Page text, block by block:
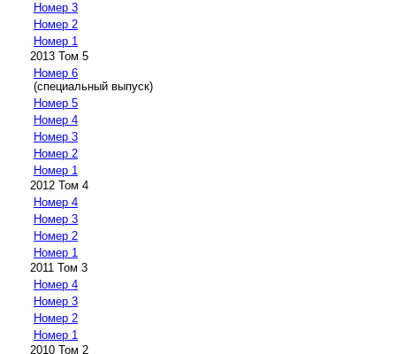
Номер 3
Номер 2
Номер 1
2013 Том 5
Номер 6
(специальный выпуск)
Номер 5
Номер 4
Номер 3
Номер 2
Номер 1
2012 Том 4
Номер 4
Номер 3
Номер 2
Номер 1
2011 Том 3
Номер 4
Номер 3
Номер 2
Номер 1
2010 Том 2